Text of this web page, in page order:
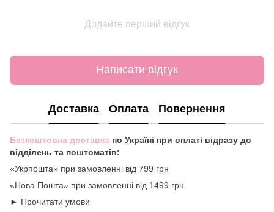
Додайте перший відгук
Написати відгук
Доставка Оплата Повернення
Безкоштовна доставка по Україні при оплаті відразу до
відділень та поштоматів:
«Укрпошта» при замовленні від 799 грн
«Нова Пошта» при замовленні від 1499 грн
► Прочитати умови